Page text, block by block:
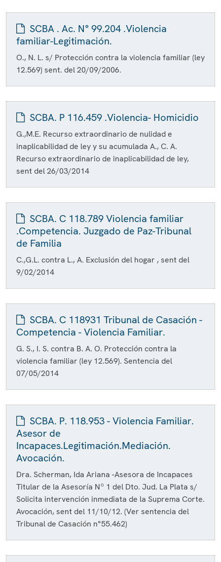
SCBA . Ac. N° 99.204 .Violencia
familiar-Legitimación.
O., N. L. s/ Protección contra la violencia familiar (ley
12.569) sent. del 20/09/2006.
SCBA. P 116.459 .Violencia- Homicidio
G.,M.E. Recurso extraordinario de nulidad e
inaplicabilidad de ley y su acumulada A., C. A.
Recurso extraordinario de inaplicabilidad de ley,
sent del 26/03/2014
SCBA. C 118.789 Violencia familiar
.Competencia. Juzgado de Paz-Tribunal
de Familia
C.,G.L. contra L., A. Exclusión del hogar , sent del
9/02/2014
SCBA. C 118931 Tribunal de Casación -
Competencia - Violencia Familiar.
G. S., I. S. contra B. A. O. Protección contra la
violencia familiar (ley 12.569). Sentencia del
07/05/2014
SCBA. P. 118.953 - Violencia Familiar.
Asesor de
Incapaces.Legitimación.Mediación.
Avocación.
Dra. Scherman, Ida Ariana -Asesora de Incapaces
Titular de la Asesoría Nº 1 del Dto. Jud. La Plata s/
Solicita intervención inmediata de la Suprema Corte.
Avocación, sent del 11/10/12. (Ver sentencia del
Tribunal de Casación n°55.462)